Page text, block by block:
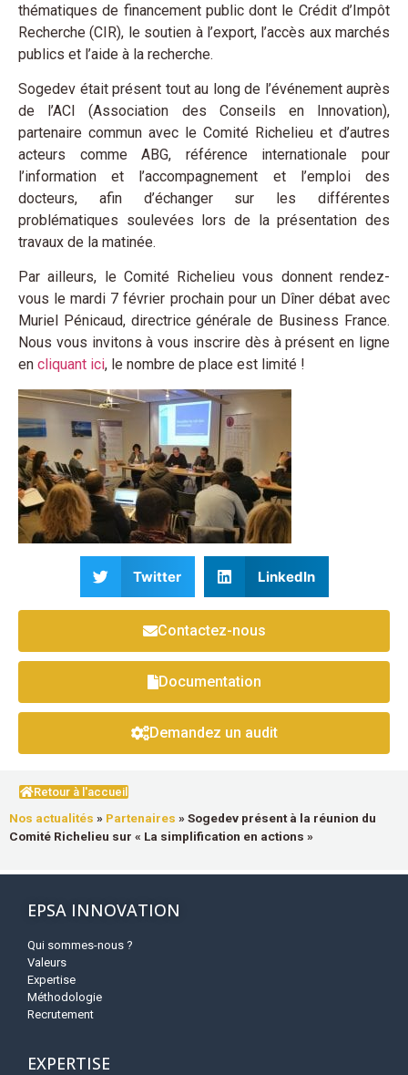
thématiques de financement public dont le Crédit d’Impôt
Recherche (CIR), le soutien à l’export, l’accès aux marchés
publics et l’aide à la recherche.
Sogedev était présent tout au long de l’événement auprès
de l’ACI (Association des Conseils en Innovation),
partenaire commun avec le Comité Richelieu et d’autres
acteurs comme ABG, référence internationale pour
l’information et l’accompagnement et l’emploi des
docteurs, afin d’échanger sur les différentes
problématiques soulevées lors de la présentation des
travaux de la matinée.
Par ailleurs, le Comité Richelieu vous donnent rendez-
vous le mardi 7 février prochain pour un Dîner débat avec
Muriel Pénicaud, directrice générale de Business France.
Nous vous invitons à vous inscrire dès à présent en ligne
en cliquant ici, le nombre de place est limité !
Twitter LinkedIn
Contactez-nous
Documentation
Demandez un audit
Retour à l'accueil
Nos actualités » Partenaires »Sogedev présent à la réunion du
Comité Richelieu sur « La simplification en actions »
EPSA INNOVATION
Qui sommes-nous ?
Valeurs
Expertise
Méthodologie
Recrutement
EXPERTISE